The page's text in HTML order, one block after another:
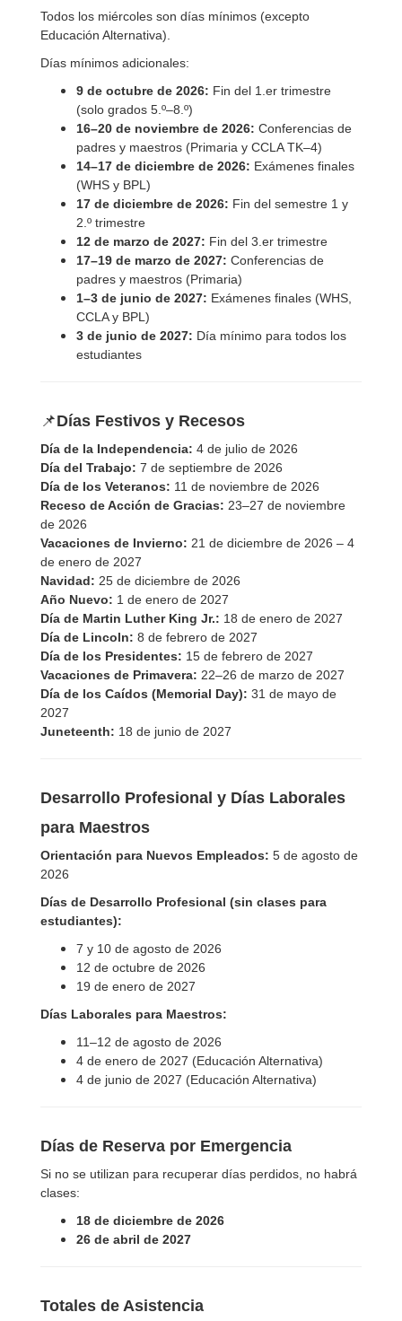
Todos los miércoles son días mínimos (excepto
Educación Alternativa).
Días mínimos adicionales:
9 de octubre de 2026: Fin del 1.er trimestre
(solo grados 5.º–8.º)
16–20 de noviembre de 2026: Conferencias de
padres y maestros (Primaria y CCLA TK–4)
14–17 de diciembre de 2026: Exámenes finales
(WHS y BPL)
17 de diciembre de 2026: Fin del semestre 1 y
2.º trimestre
12 de marzo de 2027: Fin del 3.er trimestre
17–19 de marzo de 2027: Conferencias de
padres y maestros (Primaria)
1–3 de junio de 2027: Exámenes finales (WHS,
CCLA y BPL)
3 de junio de 2027: Día mínimo para todos los
estudiantes
📌Días Festivos y Recesos
Día de la Independencia: 4 de julio de 2026
Día del Trabajo: 7 de septiembre de 2026
Día de los Veteranos: 11 de noviembre de 2026
Receso de Acción de Gracias: 23–27 de noviembre
de 2026
Vacaciones de Invierno: 21 de diciembre de 2026 – 4
de enero de 2027
Navidad: 25 de diciembre de 2026
Año Nuevo: 1 de enero de 2027
Día de Martin Luther King Jr.: 18 de enero de 2027
Día de Lincoln: 8 de febrero de 2027
Día de los Presidentes: 15 de febrero de 2027
Vacaciones de Primavera: 22–26 de marzo de 2027
Día de los Caídos (Memorial Day): 31 de mayo de
2027
Juneteenth: 18 de junio de 2027
Desarrollo Profesional y Días Laborales
para Maestros
Orientación para Nuevos Empleados: 5 de agosto de
2026
Días de Desarrollo Profesional (sin clases para
estudiantes):
7 y 10 de agosto de 2026
12 de octubre de 2026
19 de enero de 2027
Días Laborales para Maestros:
11–12 de agosto de 2026
4 de enero de 2027 (Educación Alternativa)
4 de junio de 2027 (Educación Alternativa)
Días de Reserva por Emergencia
Si no se utilizan para recuperar días perdidos, no habrá
clases:
18 de diciembre de 2026
26 de abril de 2027
Totales de Asistencia